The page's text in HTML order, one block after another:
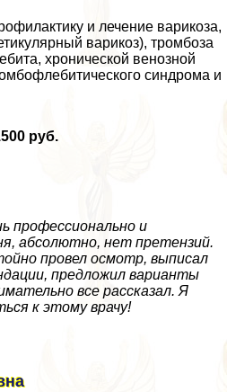
и лечение варикоза,
варикоз), тромбоза
хронической венозной
синдрома и
руб.
профессионально и
абсолютно, нет претензий.
провел осмотр, выписал
предложил варианты
все рассказал. Я
к этому врачу!